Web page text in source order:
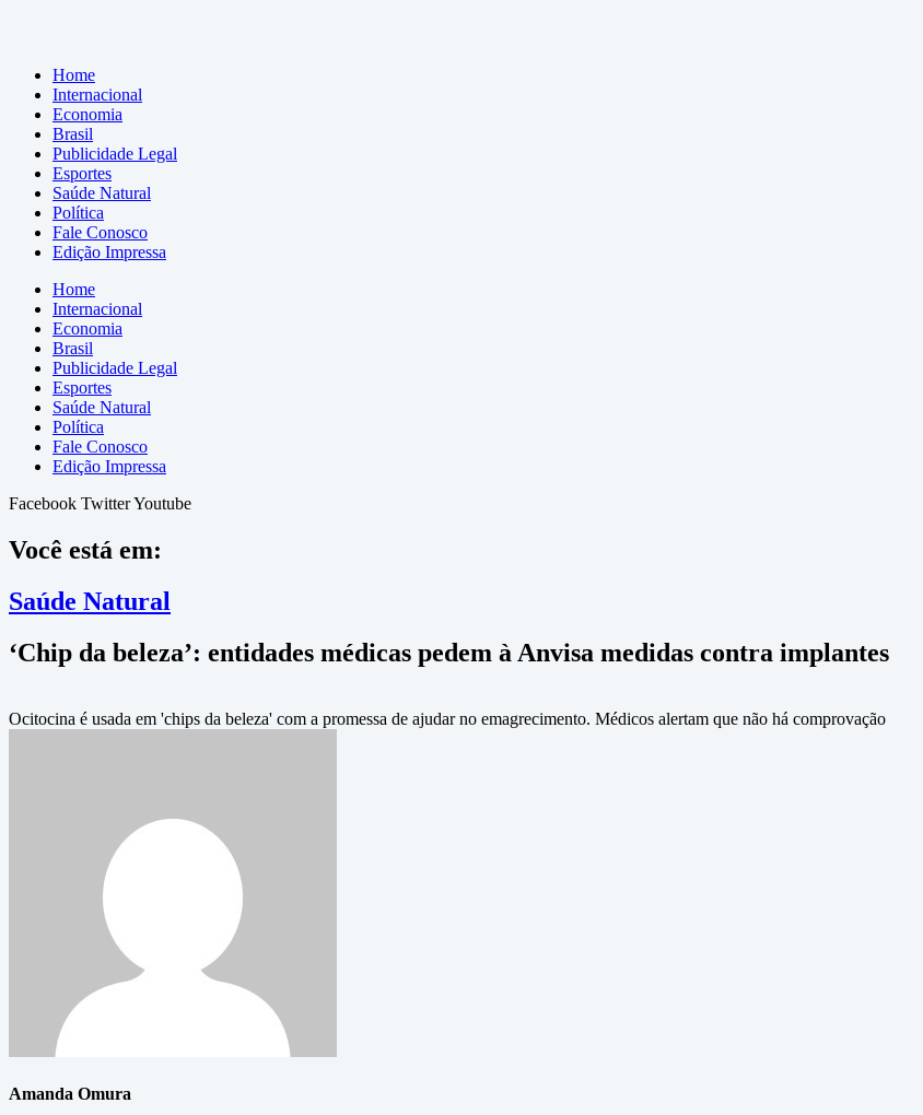
Home
Internacional
Economia
Brasil
Publicidade Legal
Esportes
Saúde Natural
Política
Fale Conosco
Edição Impressa
Home
Internacional
Economia
Brasil
Publicidade Legal
Esportes
Saúde Natural
Política
Fale Conosco
Edição Impressa
Facebook TwitterYoutube
Você está em:
Saúde Natural
‘Chip da beleza’: entidades médicas pedem à Anvisa medidas contra implantes
Ocitocina é usada em 'chips da beleza' com a promessa de ajudar no emagrecimento. Médicos alertam que não há comprovação
Amanda Omura